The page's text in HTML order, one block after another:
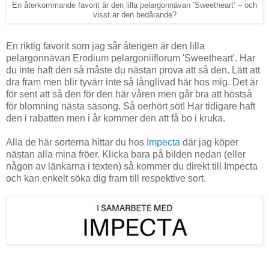
En återkommande favorit är den lilla pelargonnävan ’Sweetheart’ – och
visst är den bedårande?
En riktig favorit som jag sår återigen är den lilla
pelargonnävan Erodium pelargoniiflorum 'Sweetheart'. Har
du inte haft den så måste du nästan prova att så den. Lätt att
dra fram men blir tyvärr inte så långlivad här hos mig. Det är
för sent att så den för den här våren men går bra att höstså
för blomning nästa säsong. Så oerhört söt! Har tidigare haft
den i rabatten men i år kommer den att få bo i kruka.
Alla de här sorterna hittar du hos Impecta där jag köper
nästan alla mina fröer. Klicka bara på bilden nedan (eller
någon av länkarna i texten) så kommer du direkt till Impecta
och kan enkelt söka dig fram till respektive sort.